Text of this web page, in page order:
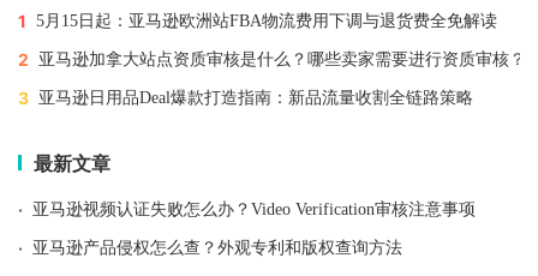
1 5月15日起：亚马逊欧洲站FBA物流费用下调与退货费全免解读
2 亚马逊加拿大站点资质审核是什么？哪些卖家需要进行资质审核？
3 亚马逊日用品Deal爆款打造指南：新品流量收割全链路策略
最新文章
· 亚马逊视频认证失败怎么办？Video Verification审核注意事项
· 亚马逊产品侵权怎么查？外观专利和版权查询方法